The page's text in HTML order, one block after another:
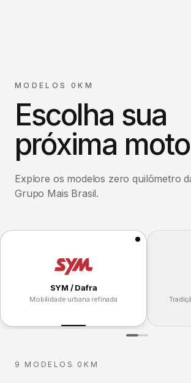
MODELOS 0KM
Escolha sua
próxima
Explore os modelos zero quilômetro
Grupo Mais Brasil.
SYM / Dafra
Mobilidade urbana refinada
9 MODELOS 0KM